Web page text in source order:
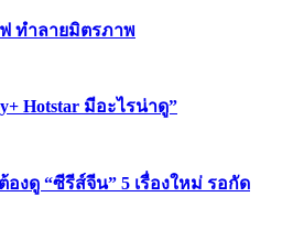
ทำลายมิตรภาพ
Hotstar มีอะไรน่าดู”
องดู “ซีรีส์จีน” 5 เรื่องใหม่ รอกัด